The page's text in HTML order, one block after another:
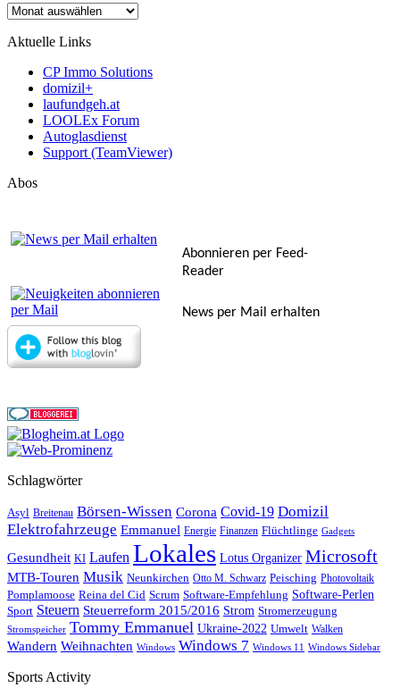
Archiv
Aktuelle Links
CP Immo Solutions
domizil+
laufundgeh.at
LOOLEx Forum
Autoglasdienst
Support (TeamViewer)
Abos
Abonnieren per Feed-
Reader
News per Mail erhalten
Schlagwörter
Asyl Breitenau Börsen-Wissen Corona Covid-19 Domizil
Elektrofahrzeuge Emmanuel Energie Finanzen Flüchtlinge Gadgets
Gesundheit KI Laufen Lokales Lotus Organizer Microsoft
MTB-Touren Musik Neunkirchen Otto M. Schwarz Peisching Photovoltaik
Pomplamoose Reina del Cid Scrum Software-Empfehlung Software-Perlen
Sport Steuern Steuerreform 2015/2016 Strom Stromerzeugung
Stromspeicher Tommy Emmanuel Ukraine-2022 Umwelt Walken
Wandern Weihnachten Windows Windows 7 Windows 11 Windows Sidebar
Sports Activity